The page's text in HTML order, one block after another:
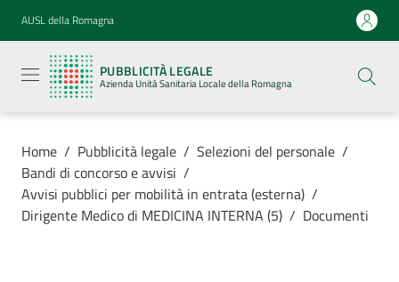
Vai al contenuto
Vai alla navigazione
Vai al footer
AUSL della Romagna
PUBBLICITÀ LEGALE
Azienda Unità Sanitaria Locale della Romagna
legale
Azienda
Unità
Locale della
Home / Pubblicità legale / Selezioni del personale /
Bandi di concorso e avvisi /
Avvisi pubblici per mobilità in entrata (esterna) /
Dirigente Medico di MEDICINA INTERNA (5) / Documenti